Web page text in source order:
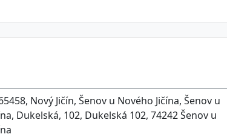
Nový Jičín, Šenov u Nového Jičína, Šenov u
Dukelská, 102, Dukelská 102, 74242 Šenov u